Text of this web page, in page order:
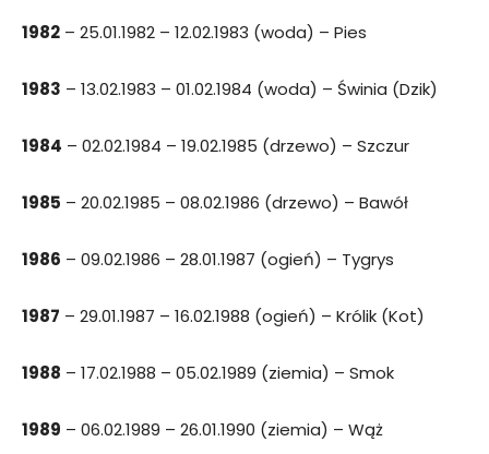
1982 – 25.01.1982 – 12.02.1983 (woda) – Pies
1983 – 13.02.1983 – 01.02.1984 (woda) – Świnia (Dzik)
1984 – 02.02.1984 – 19.02.1985 (drzewo) – Szczur
1985 – 20.02.1985 – 08.02.1986 (drzewo) – Bawół
1986 – 09.02.1986 – 28.01.1987 (ogień) – Tygrys
1987 – 29.01.1987 – 16.02.1988 (ogień) – Królik (Kot)
1988 – 17.02.1988 – 05.02.1989 (ziemia) – Smok
1989 – 06.02.1989 – 26.01.1990 (ziemia) – Wąż